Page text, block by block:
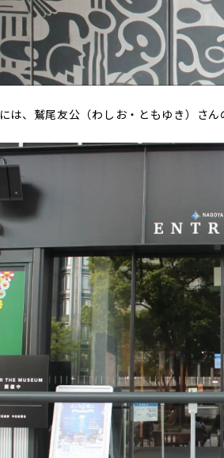
は、鷲尾友公（わしお・ともゆき）さん